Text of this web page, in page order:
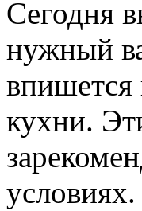
Сегодня
нужный
впишется
кухни.
условиях.